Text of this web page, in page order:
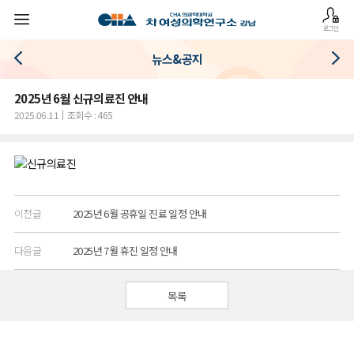
로그인
뉴스&공지
2025년 6월 신규의료진 안내
2025.06.11 조회수 : 465
이전글 2025년 6월 공휴일 진료 일정 안내
다음글 2025년 7월 휴진 일정 안내
목록